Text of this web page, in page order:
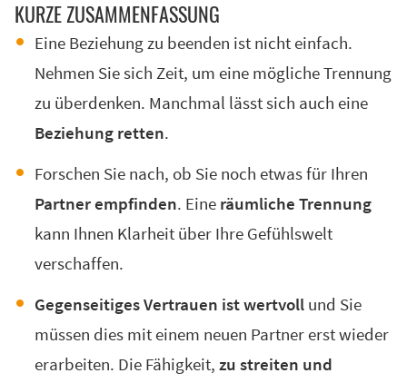
Scheidungsantrag
KUR­ZE ZU­SAM­MEN­FAS­SUNG
Eine Beziehung zu beenden ist nicht einfach.
Nehmen Sie sich Zeit, um eine mögliche Trennung
zu überdenken. Manchmal lässt sich auch eine
Beziehung retten.
Forschen Sie nach, ob Sie noch etwas für Ihren
Partner empfinden. Eine räumliche Trennung
kann Ihnen Klarheit über Ihre Gefühlswelt
verschaffen.
Gegenseitiges Vertrauen ist wertvollund Sie
müssen dies mit einem neuen Partner erst wieder
erarbeiten. Die Fähigkeit, zu streiten und